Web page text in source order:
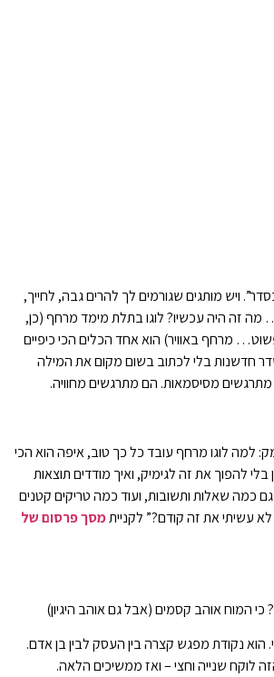
ויש מותגים שגורמים לך להרים גבה, לחייך,
מה זה היה עכשיו? לוגו בתלת מימד מרחף (כן,
מרחף באוויר) הוא אחד הכלים הכי כיפיים
חדשנות בלי לכתוב בשום מקום את המילה
מסיסמאות. הם מתרגשים מחוויה.
למה לוגו מרחף עובד כל כך טוב, איפה הוא הכי
בלי להפוך את זה לגימיק, ואיך מודדים תוצאות
כמה שאלות ותשובות, ועוד כמה טריקים קטנים
עשיתי את זה קודם?” לקנייתמסך פרסום של
כי המוח אוהב קסמים (אבל גם אוהב היגיון)
הוא נקודת מפגש קצרה בין העסק לבין בן אדם.
לוקח שנייה וחצי – ואז ממשיכים הלאה.